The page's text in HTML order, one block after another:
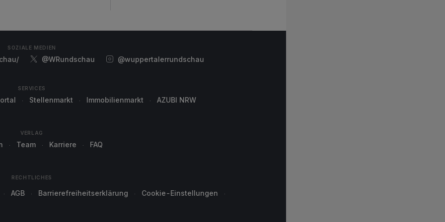
SOZIALE MEDIEN
@WRundschau @wuppertalerrundschau
SERVICES
Stellenmarkt Immobilienmarkt AZUBI NRW
VERLAG
Team Karriere FAQ
RECHTLICHES
AGB Barrierefreiheitserklärung Cookie-Einstellungen